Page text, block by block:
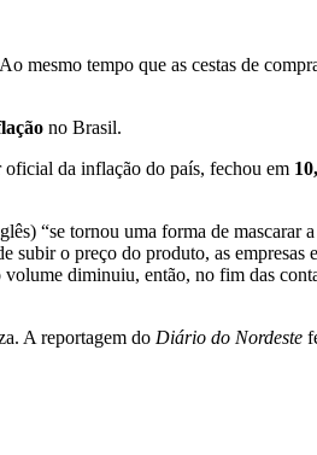
mesmo tempo que as cestas de
no Brasil.
da inflação do país, fechou em
“se tornou uma forma de
o preço do produto, as empresas
diminuiu, então, no fim das
A reportagem do Diário do Nordeste